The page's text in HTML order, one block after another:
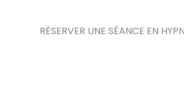
RÉSERVER UNE SÉANCE EN